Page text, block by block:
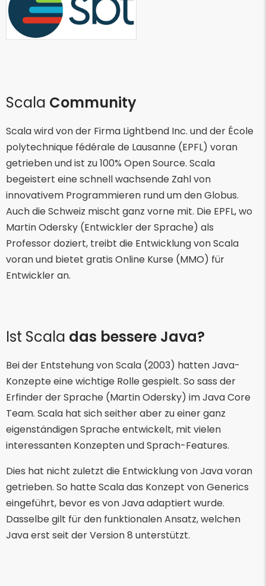
Scala Community
Scala wird von der Firma Lightbend Inc. und der École
polytechnique fédérale de Lausanne (EPFL) voran
getrieben und ist zu 100% Open Source. Scala
begeistert eine schnell wachsende Zahl von
innovativem Programmieren rund um den Globus.
Auch die Schweiz mischt ganz vorne mit. Die EPFL, wo
Martin Odersky (Entwickler der Sprache) als
Professor doziert, treibt die Entwicklung von Scala
voran und bietet gratis Online Kurse (MMO) für
Entwickler an.
Ist Scala das bessere Java?
Bei der Entstehung von Scala (2003) hatten Java-
Konzepte eine wichtige Rolle gespielt. So sass der
Erfinder der Sprache (Martin Odersky) im Java Core
Team. Scala hat sich seither aber zu einer ganz
eigenständigen Sprache entwickelt, mit vielen
interessanten Konzepten und Sprach-Features.
Dies hat nicht zuletzt die Entwicklung von Java voran
getrieben. So hatte Scala das Konzept von Generics
eingeführt, bevor es von Java adaptiert wurde.
Dasselbe gilt für den funktionalen Ansatz, welchen
Java erst seit der Version 8 unterstützt.